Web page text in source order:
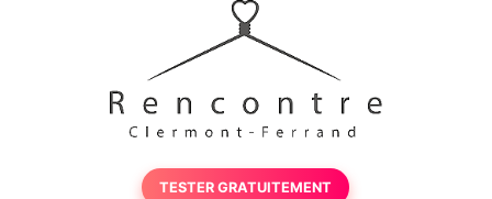
TESTER GRATUITEMENT